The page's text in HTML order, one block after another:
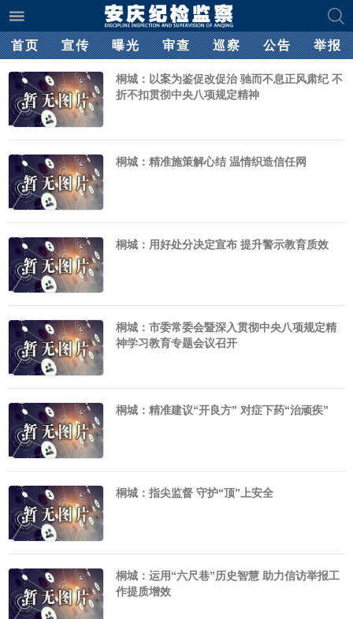
首页 宣传 曝光 审查 巡察 公告 举报
桐城：以案为鉴促改促治 驰而不息正风肃纪 不
折不扣贯彻中央八项规定精神
桐城：精准施策解心结 温情织造信任网
桐城：用好处分决定宣布 提升警示教育质效
桐城：市委常委会暨深入贯彻中央八项规定精
神学习教育专题会议召开
桐城：精准建议“开良方” 对症下药“治顽疾”
桐城：指尖监督 守护“顶”上安全
桐城：运用“六尺巷”历史智慧 助力信访举报工
作提质增效